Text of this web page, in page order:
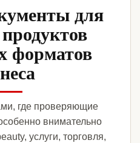
для
форматов
где проверяющие
внимательно
услуги, торговля,